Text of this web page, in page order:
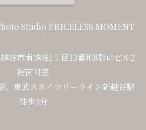
Studio PRICELESS MOMENT
谷市南越谷1丁目13番地8影山ビル2
階南号室
、東武スカイツリーライン新越谷駅
徒歩3分